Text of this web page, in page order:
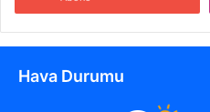
Hava Durumu